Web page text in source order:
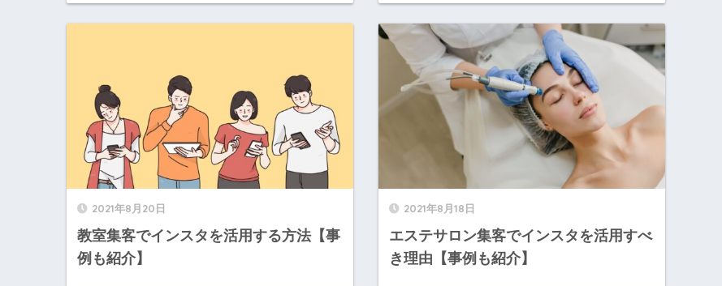
2021年8月20日
教室集客でインスタを活用する方法【事
例も紹介】
2021年8月18日
エステサロン集客でインスタを活用すべ
き理由【事例も紹介】